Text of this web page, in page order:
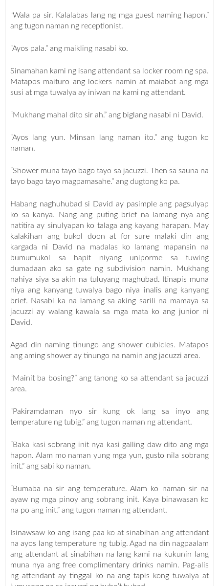
“Wala pa sir. Kalalabas lang ng mga guest naming hapon.”
ang tugon naman ng receptionist.
“Ayos pala.” ang maikling nasabi ko.
Sinamahan kami ng isang attendant sa locker room ng spa.
Matapos maituro ang lockers namin at maiabot ang mga
susi at mga tuwalya ay iniwan na kami ng attendant.
“Mukhang mahal dito sir ah.” ang biglang nasabi ni David.
“Ayos lang yun. Minsan lang naman ito.” ang tugon ko
naman.
“Shower muna tayo bago tayo sa jacuzzi. Then sa sauna na
tayo bago tayo magpamasahe.” ang dugtong ko pa.
Habang naghuhubad si David ay pasimple ang pagsulyap
ko sa kanya. Nang ang puting brief na lamang nya ang
natitira ay sinulyapan ko talaga ang kayang harapan. May
kalakihan ang bukol doon at for sure malaki din ang
kargada ni David na madalas ko lamang mapansin na
bumumukol sa hapit niyang uniporme sa tuwing
dumadaan ako sa gate ng subdivision namin. Mukhang
nahiya siya sa akin na tuluyang maghubad. Itinapis muna
niya ang kanyang tuwalya bago niya inalis ang kanyang
brief. Nasabi ka na lamang sa aking sarili na mamaya sa
jacuzzi ay walang kawala sa mga mata ko ang junior ni
David.
Agad din naming tinungo ang shower cubicles. Matapos
ang aming shower ay tinungo na namin ang jacuzzi area.
“Mainit ba bosing?” ang tanong ko sa attendant sa jacuzzi
area.
“Pakiramdaman nyo sir kung ok lang sa inyo ang
temperature ng tubig.” ang tugon naman ng attendant.
“Baka kasi sobrang init nya kasi galling daw dito ang mga
hapon. Alam mo naman yung mga yun, gusto nila sobrang
init.” ang sabi ko naman.
“Bumaba na sir ang temperature. Alam ko naman sir na
ayaw ng mga pinoy ang sobrang init. Kaya binawasan ko
na po ang init.” ang tugon naman ng attendant.
Isinawsaw ko ang isang paa ko at sinabihan ang attendant
na ayos lang temperature ng tubig. Agad na din nagpaalam
ang attendant at sinabihan na lang kami na kukunin lang
muna nya ang free complimentary drinks namin. Pag-alis
ng attendant ay tinggal ko na ang tapis kong tuwalya at